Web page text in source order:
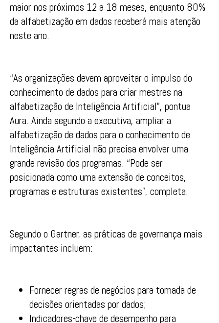
maior nos próximos 12 a 18 meses, enquanto 80%
da alfabetização em dados receberá mais atenção
neste ano.
“As organizações devem aproveitar o impulso do
conhecimento de dados para criar mestres na
alfabetização de Inteligência Artificial”, pontua
Aura. Ainda segundo a executiva, ampliar a
alfabetização de dados para o conhecimento de
Inteligência Artificial não precisa envolver uma
grande revisão dos programas. “Pode ser
posicionada como uma extensão de conceitos,
programas e estruturas existentes”, completa.
Segundo o Gartner, as práticas de governança mais
impactantes incluem:
Fornecer regras de negócios para tomada de
decisões orientadas por dados;
Indicadores-chave de desempenho para